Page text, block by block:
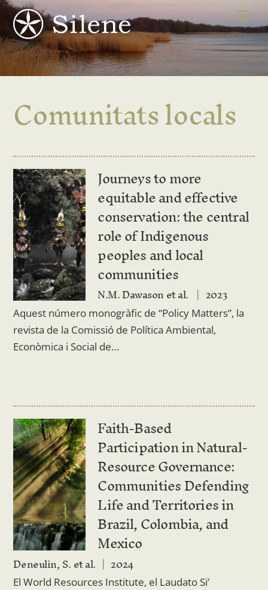
Skip
to
content
Comunitats locals
Journeys to more
equitable and effective
conservation: the central
role of Indigenous
peoples and local
communities
N.M. Dawason et al. 2023
Aquest número monogràfic de “Policy Matters”, la
revista de la Comissió de Política Ambiental,
Econòmica i Social de…
Faith-Based
Participation in Natural-
Resource Governance:
Communities Defending
Life and Territories in
Brazil, Colombia, and
Mexico
Deneulin, S. et al. 2024
El World Resources Institute, el Laudato Si’